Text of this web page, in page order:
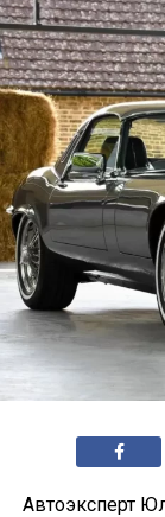
Автоэксперт